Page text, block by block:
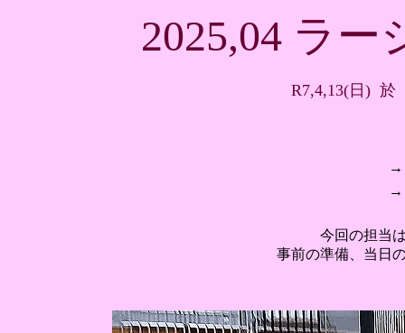
2025,04 ラ
R7,4,13(日) 於
→
→
今回の担当
事前の準備、当日